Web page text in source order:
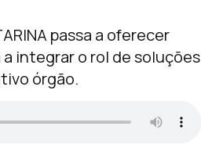
passa a oferecer
integrar o rol de soluções
órgão.